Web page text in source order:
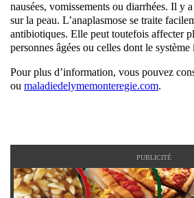
nausées, vomissements ou diarrhées. Il y
sur la peau. L’anaplasmose se traite
antibiotiques. Elle peut toutefois affecter
personnes âgées ou celles dont le
Pour plus d’information, vous pouvez
ou maladiedelymemonteregie.com.
PUBLICITÉ